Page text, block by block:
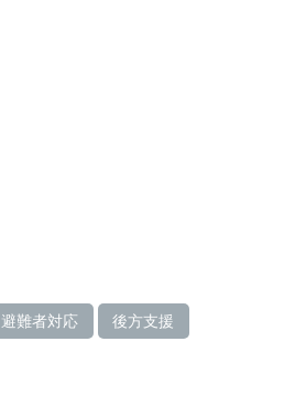
避難者対応 後方支援